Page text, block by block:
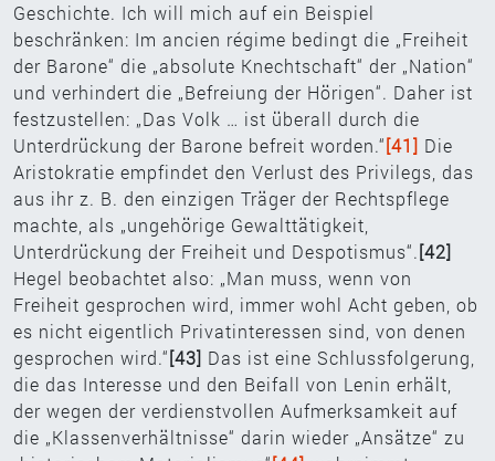
Geschichte. Ich will mich auf ein Beispiel
beschränken: Im ancien régime bedingt die „Freiheit
der Barone“ die „absolute Knechtschaft“ der „Nation“
und verhindert die „Befreiung der Hörigen“. Daher ist
festzustellen: „Das Volk … ist überall durch die
Unterdrückung der Barone befreit worden.“[41] Die
Aristokratie empfindet den Verlust des Privilegs, das
aus ihr z. B. den einzigen Träger der Rechtspflege
machte, als „ungehörige Gewalttätigkeit,
Unterdrückung der Freiheit und Despotismus“.[42]
Hegel beobachtet also: „Man muss, wenn von
Freiheit gesprochen wird, immer wohl Acht geben, ob
es nicht eigentlich Privatinteressen sind, von denen
gesprochen wird.“[43] Das ist eine Schlussfolgerung,
die das Interesse und den Beifall von Lenin erhält,
der wegen der verdienstvollen Aufmerksamkeit auf
die „Klassenverhältnisse“ darin wieder „Ansätze“ zu